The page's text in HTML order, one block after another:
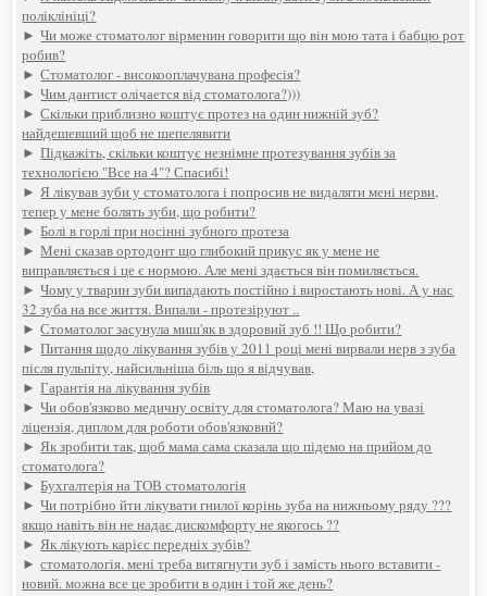
поліклініці?
►Чи може стоматолог вірменин говорити що він мою тата і бабцю рот
робив?
►Стоматолог - високооплачувана професія?
►Чим дантист олічается від стоматолога?)))
►Скільки приблизно коштує протез на один нижній зуб?
найдешевший щоб не шепелявити
►Підкажіть, скільки коштує незнімне протезування зубів за
технологією "Все на 4"? Спасибі!
►Я лікував зуби у стоматолога і попросив не видаляти мені нерви,
тепер у мене болять зуби, що робити?
►Болі в горлі при носінні зубного протеза
►Мені сказав ортодонт що глибокий прикус як у мене не
виправляється і це є нормою. Але мені здається він помиляється.
►Чому у тварин зуби випадають постійно і виростають нові. А у нас
32 зуба на все життя. Випали - протезіруют ..
►Стоматолог засунула миш'як в здоровий зуб !! Що робити?
►Питання щодо лікування зубів у 2011 році мені вирвали нерв з зуба
після пульпіту, найсильніша біль що я відчував,
►Гарантія на лікування зубів
►Чи обов'язково медичну освіту для стоматолога? Маю на увазі
ліцензія, диплом для роботи обов'язковий?
►Як зробити так, щоб мама сама сказала що підемо на прийом до
стоматолога?
►Бухгалтерія на ТОВ стоматологія
►Чи потрібно йти лікувати гнилої корінь зуба на нижньому ряду ???
якщо навіть він не надає дискомфорту не якогось ??
►Як лікують карієс передніх зубів?
►стоматологія. мені треба витягнути зуб і замість нього вставити -
новий. можна все це зробити в один і той же день?